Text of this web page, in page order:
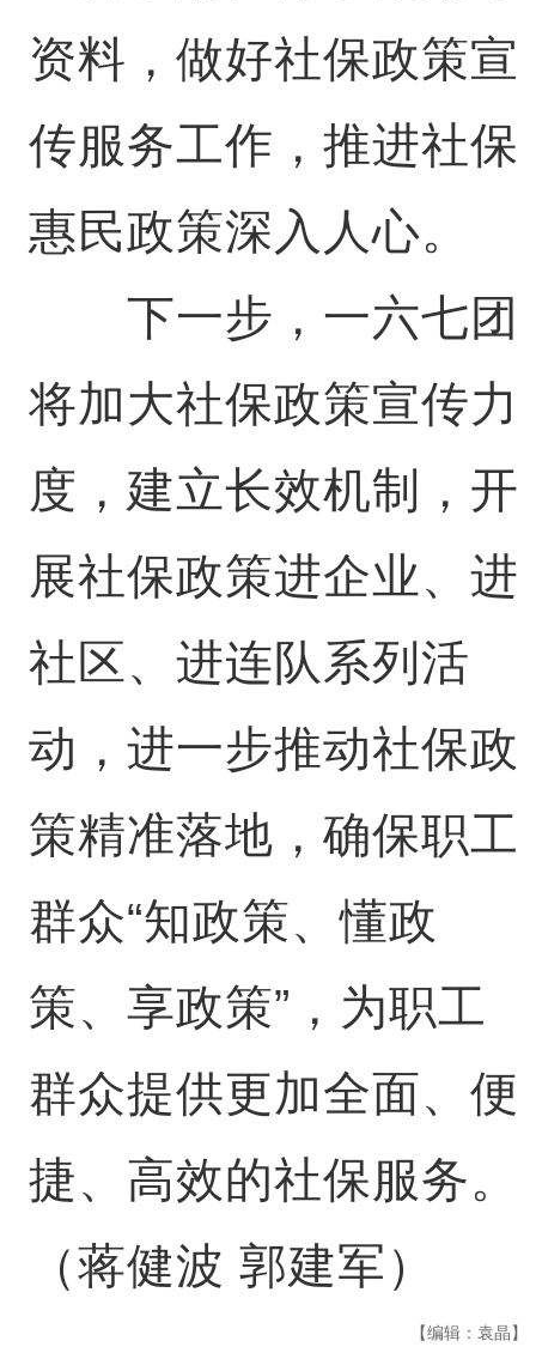
资料，做好社保政策宣
传服务工作，推进社保
惠民政策深入人心。
下一步，一六七团
将加大社保政策宣传力
度，建立长效机制，开
展社保政策进企业、进
社区、进连队系列活
动，进一步推动社保政
策精准落地，确保职工
群众“知政策、懂政
策、享政策”，为职工
群众提供更加全面、便
捷、高效的社保服务。
（蒋健波 郭建军）
【编辑：袁晶】